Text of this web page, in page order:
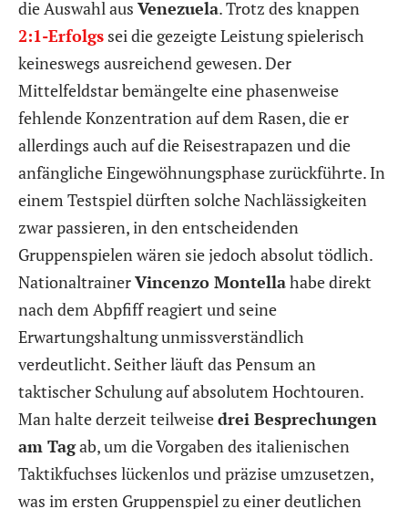
die Auswahl aus Venezuela. Trotz des knappen
2:1-Erfolgs sei die gezeigte Leistung spielerisch
keineswegs ausreichend gewesen. Der
Mittelfeldstar bemängelte eine phasenweise
fehlende Konzentration auf dem Rasen, die er
allerdings auch auf die Reisestrapazen und die
anfängliche Eingewöhnungsphase zurückführte. In
einem Testspiel dürften solche Nachlässigkeiten
zwar passieren, in den entscheidenden
Gruppenspielen wären sie jedoch absolut tödlich.
NationaltrainerVincenzo Montellahabe direkt
nach dem Abpfiff reagiert und seine
Erwartungshaltung unmissverständlich
verdeutlicht. Seither läuft das Pensum an
taktischer Schulung auf absolutem Hochtouren.
Man halte derzeit teilweisedrei Besprechungen
am Tagab, um die Vorgaben des italienischen
Taktikfuchses lückenlos und präzise umzusetzen,
was im ersten Gruppenspiel zu einer deutlichen